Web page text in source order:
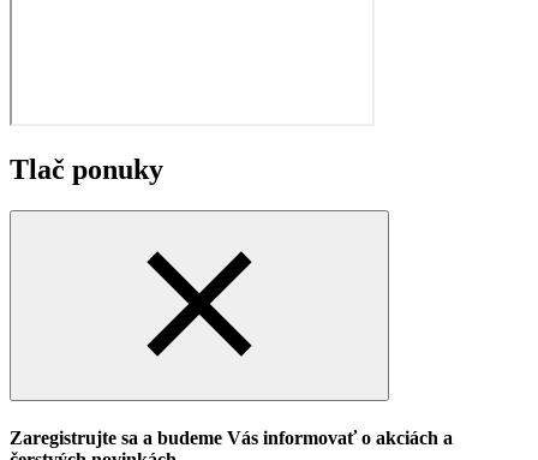
Tlač ponuky
Zaregistrujte sa a budeme Vás informovať o akciách a